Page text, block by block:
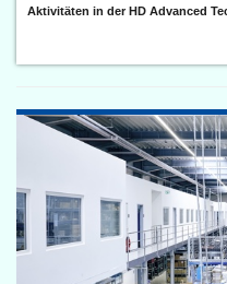
Aktivitäten in der HD Advanced